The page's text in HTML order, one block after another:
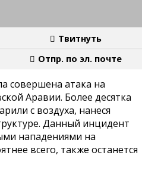
Твитнуть
Отпр. по эл. почте
совершена атака на
Аравии. Более десятка
с воздуха, нанеся
Данный инцидент
нападениями на
всего, также останется